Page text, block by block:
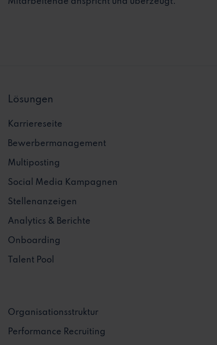
Lösungen
Karriereseite
Bewerbermanagement
Multiposting
Social Media Kampagnen
Stellenanzeigen
Analytics & Berichte
Onboarding
Talent Pool
Organisationsstruktur
Performance Recruiting